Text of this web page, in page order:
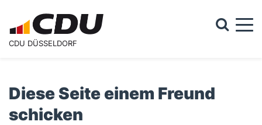
CDU DÜSSELDORF
Diese Seite einem Freund
schicken